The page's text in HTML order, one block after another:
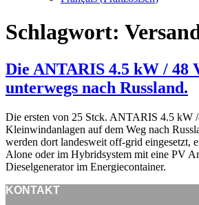
Schlagwort:
Die ANTARIS 4.5 kW / 48
unterwegs nach Russland.
Die ersten von 25 Stck. ANTARIS 4.5 kW
Kleinwindanlagen auf dem Weg nach
werden dort landesweit off-grid eingesetzt,
Alone oder im Hybridsystem mit eine PV
Dieselgenerator im Energiecontainer.
KONTAKT